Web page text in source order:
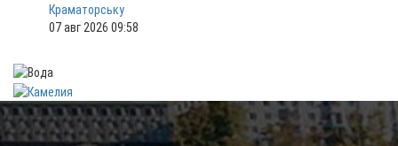
Краматорську
07 авг 2026 09:58